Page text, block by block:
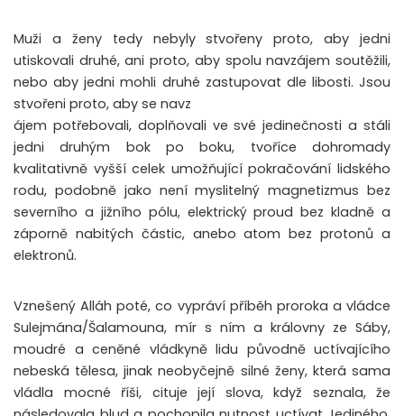
Muži a ženy tedy nebyly stvořeny proto, aby jedni
utiskovali druhé, ani proto, aby spolu navzájem soutěžili,
nebo aby jedni mohli druhé zastupovat dle libosti. Jsou
stvořeni proto, aby se navz
ájem potřebovali, doplňovali ve své jedinečnosti a stáli
jedni druhým bok po boku, tvoříce dohromady
kvalitativně vyšší celek umožňující pokračování lidského
rodu, podobně jako není myslitelný magnetizmus bez
severního a jižního pólu, elektrický proud bez kladně a
záporně nabitých částic, anebo atom bez protonů a
elektronů.
Vznešený Alláh poté, co vypráví příběh proroka a vládce
Sulejmána/Šalamouna, mír s ním a královny ze Sáby,
moudré a ceněné vládkyně lidu původně uctívajícího
nebeská tělesa, jinak neobyčejně silné ženy, která sama
vládla mocné říši, cituje její slova, když seznala, že